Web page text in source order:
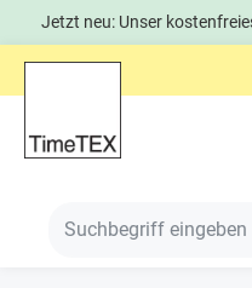
Jetzt neu: Unser